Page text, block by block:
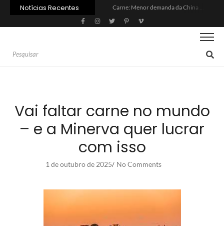
Notícias Recentes
Inadimplência no crédito rural deve seguir elevada até 2027
Lula sanciona MP do Frete e agro teme alta dos custos logísticos
Brasil tem 2º maior juro real do mundo
Vai faltar carne no mundo
– e a Minerva quer lucrar
com isso
1 de outubro de 2025/ No Comments